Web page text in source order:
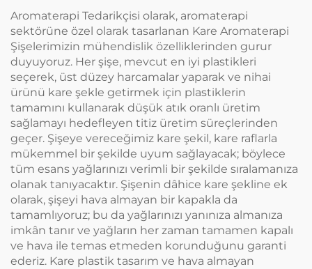
Aromaterapi Tedarikçisi olarak, aromaterapi
sektörüne özel olarak tasarlanan Kare Aromaterapi
Şişelerimizin mühendislik özelliklerinden gurur
duyuyoruz. Her şişe, mevcut en iyi plastikleri
seçerek, üst düzey harcamalar yaparak ve nihai
ürünü kare şekle getirmek için plastiklerin
tamamını kullanarak düşük atık oranlı üretim
sağlamayı hedefleyen titiz üretim süreçlerinden
geçer. Şişeye vereceğimiz kare şekil, kare raflarla
mükemmel bir şekilde uyum sağlayacak; böylece
tüm esans yağlarınızı verimli bir şekilde sıralamanıza
olanak tanıyacaktır. Şişenin dâhice kare şekline ek
olarak, şişeyi hava almayan bir kapakla da
tamamlıyoruz; bu da yağlarınızı yanınıza almanıza
imkân tanır ve yağların her zaman tamamen kapalı
ve hava ile temas etmeden korunduğunu garanti
ederiz. Kare plastik tasarım ve hava almayan